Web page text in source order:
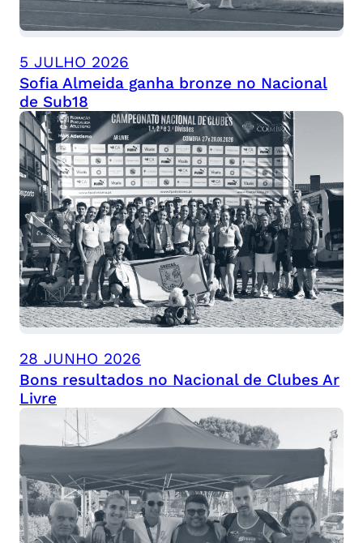
5 JULHO 2026
Sofia Almeida ganha bronze no Nacional
de Sub18
28 JUNHO 2026
Bons resultados no Nacional de Clubes Ar
Livre